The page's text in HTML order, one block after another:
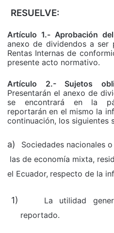
RESUELVE:
Artículo 1.- Aprobación
anexo de dividendos a ser
Rentas Internas de
presente acto normativo.
Artículo 2.- Sujetos
Presentarán el anexo de
se encontrará en la
reportarán en el mismo la
continuación, los siguientes
a) Sociedades nacionales o
las de economía mixta,
el Ecuador, respecto de la
1)
La utilidad
reportado.